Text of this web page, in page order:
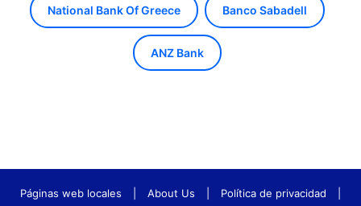
National Bank Of Greece Banco Sabadell
ANZ Bank
Páginas web locales About Us Política de privacidad